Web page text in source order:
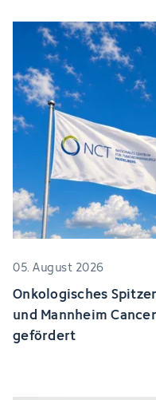
05. August 2026
Onkologisches
und Mannheim
gefördert